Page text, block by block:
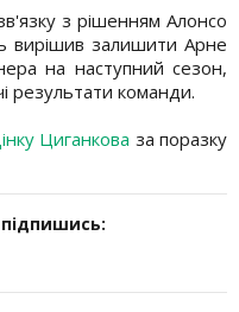
з рішенням Алонсо
вирішив залишити Арне
на наступний сезон,
результати команди.
Циганкова за поразку
підпишись: